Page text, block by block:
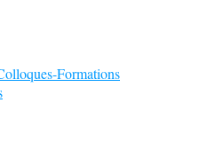
Formations